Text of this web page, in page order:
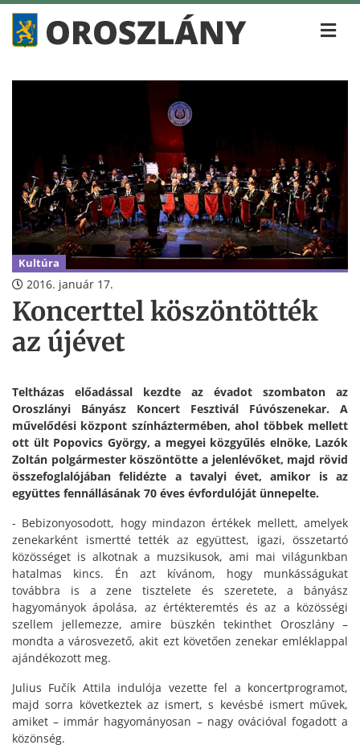
Kultúra
2016. január 17.
Koncerttel köszöntötték
az újévet
Teltházas előadással kezdte az évadot szombaton az
Oroszlányi Bányász Koncert Fesztivál Fúvószenekar. A
művelődési központ színháztermében, ahol többek mellett
ott ült Popovics György, a megyei közgyűlés elnöke, Lazók
Zoltán polgármester köszöntötte a jelenlévőket, majd rövid
összefoglalójában felidézte a tavalyi évet, amikor is az
együttes fennállásának 70 éves évfordulóját ünnepelte.
- Bebizonyosodott, hogy mindazon értékek mellett, amelyek
zenekarként ismertté tették az együttest, igazi, összetartó
közösséget is alkotnak a muzsikusok, ami mai világunkban
hatalmas kincs. Én azt kívánom, hogy munkásságukat
továbbra is a zene tisztelete és szeretete, a bányász
hagyományok ápolása, az értékteremtés és az a közösségi
szellem jellemezze, amire büszkén tekinthet Oroszlány –
mondta a városvezető, akit ezt követően zenekar emléklappal
ajándékozott meg.
Julius Fučík Attila indulója vezette fel a koncertprogramot,
majd sorra következtek az ismert, s kevésbé ismert művek,
amiket – immár hagyományosan – nagy ovációval fogadott a
közönség.